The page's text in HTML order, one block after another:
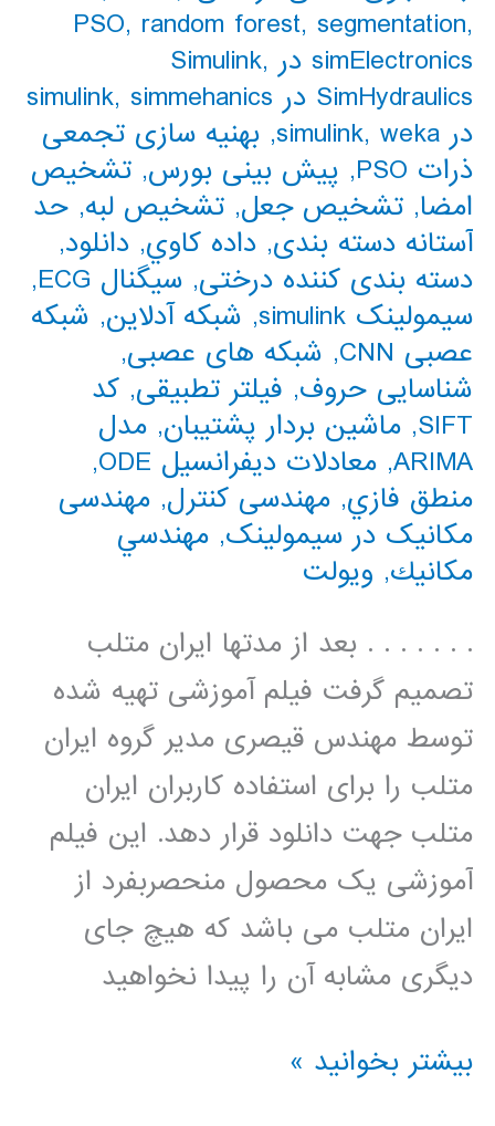
PSO, random forest, segmentation,
simElectronics در Simulink
,
SimHydraulics در simulink
, simmehanics
در simulink
, weka
, بهنیه سازی تجمعی
ذرات PSO
, پیش بینی بورس, تشخیص
امضا, تشخیص جعل, تشخیص لبه, حد
آستانه دسته بندی, داده كاوي, دانلود,
دسته بندی کننده درختی, سیگنال ECG
,
سیمولینک simulink
, شبکه آدلاین, شبکه
عصبی CNN
, شبکه های عصبی,
شناسایی حروف, فیلتر تطبیقی, کد
SIFT
, ماشین بردار پشتیبان, مدل
ARIMA
, معادلات دیفرانسیل ODE
,
منطق فازي, مهندسی کنترل, مهندسی
مکانیک در سیمولینک, مهندسي
مكانيك, ویولت
. . . . . . . بعد از مدتها ایران متلب
تصمیم گرفت فیلم آموزشی تهیه شده
توسط مهندس قیصری مدیر گروه ایران
متلب را برای استفاده کاربران ایران
متلب جهت دانلود قرار دهد. این فیلم
آموزشی یک محصول منحصربفرد از
ایران متلب می باشد که هیچ جای
دیگری مشابه آن را پیدا نخواهید
سیر
بیشتر بخوانید »